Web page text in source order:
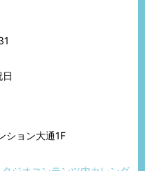
ション大通1F